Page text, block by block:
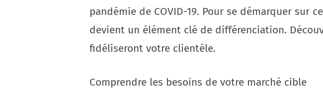
pandémie de COVID-19. Pour se démarquer
devient un élément clé de différenciation.
fidéliseront votre clientèle.
Comprendre les besoins de votre marché cible